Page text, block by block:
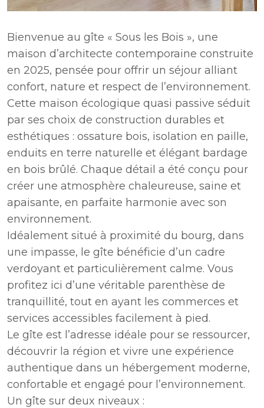
Bienvenue au gîte « Sous les Bois », une
maison d’architecte contemporaine construite
en 2025, pensée pour offrir un séjour alliant
confort, nature et respect de l’environnement.
Cette maison écologique quasi passive séduit
par ses choix de construction durables et
esthétiques : ossature bois, isolation en paille,
enduits en terre naturelle et élégant bardage
en bois brûlé. Chaque détail a été conçu pour
créer une atmosphère chaleureuse, saine et
apaisante, en parfaite harmonie avec son
environnement.
Idéalement situé à proximité du bourg, dans
une impasse, le gîte bénéficie d’un cadre
verdoyant et particulièrement calme. Vous
profitez ici d’une véritable parenthèse de
tranquillité, tout en ayant les commerces et
services accessibles facilement à pied.
Le gîte est l’adresse idéale pour se ressourcer,
découvrir la région et vivre une expérience
authentique dans un hébergement moderne,
confortable et engagé pour l’environnement.
Un gîte sur deux niveaux :